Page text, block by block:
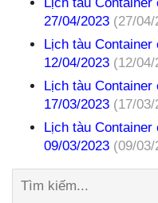
27/04/2023 (27/04/
Lịch tàu Container
12/04/2023 (12/04/
Lịch tàu Container
17/03/2023 (17/03/
Lịch tàu Container
09/03/2023 (09/03/
Tìm